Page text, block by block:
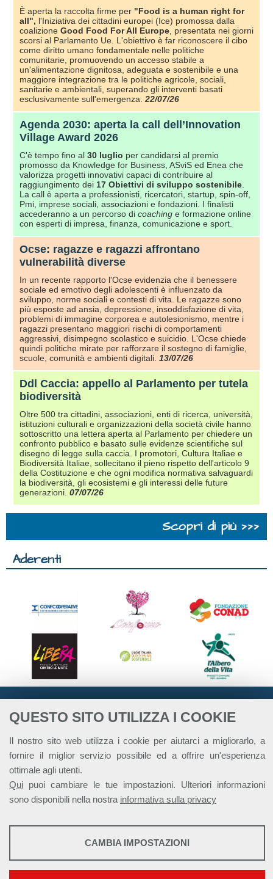
QUESTO SITO UTILIZZA I COOKIE
Il nostro sito web utilizza i cookie per aiutarci a migliorarlo, a
fornire il miglior servizio possibile ed a offrire un'esperienza
ottimale agli utenti.
Qui puoi cambiare le tue impostazioni. Ulteriori informazioni
sono disponibili nella nostra informativa sulla privacy
STATISTICHE
CAMBIA IMPOSTAZIONI
È aperta la raccolta firme per "Food is a human right for
all", l'Iniziativa dei cittadini europei (Ice) promossa dalla
coalizione Good Food For All Europe , presentata nei giorni
scorsi al Parlamento Ue. L'obiettivo è far riconoscere il cibo
come diritto umano fondamentale nelle politiche
comunitarie, promuovendo un accesso stabile a
un'alimentazione dignitosa, adeguata e sostenibile e una
maggiore integrazione tra le politiche agricole, sociali,
sanitarie e ambientali, superando gli interventi basati
esclusivamente sull'emergenza. 22/07/26
Agenda 2030: aperta la call dell’Innovation
Village Award 2026
C'è tempo fino al 30 luglio per candidarsi al premio
promosso da Knowledge for Business, ASviS ed Enea che
valorizza progetti innovativi capaci di contribuire al
raggiungimento dei 17 Obiettivi di sviluppo sostenibile
La call è aperta a professionisti, ricercatori, startup, spin-off,
Pmi, imprese sociali, associazioni e fondazioni. I finalisti
accederanno a un percorso di coaching e formazione online
con esperti di impresa, finanza, comunicazione e sport.
Ocse: ragazze e ragazzi affrontano
vulnerabilità diverse
In un recente rapporto l'Ocse evidenzia che il benessere
sociale ed emotivo degli adolescenti è influenzato da
sviluppo, norme sociali e contesti di vita. Le ragazze sono
più esposte ad ansia, depressione, insoddisfazione di vita,
problemi di immagine corporea e autolesionismo, mentre i
ragazzi presentano maggiori rischi di comportamenti
aggressivi, disimpegno scolastico e suicidio. L'Ocse chiede
quindi politiche mirate per rafforzare il sostegno di famiglie,
scuole, comunità e ambienti digitali. 13/07/26
Ddl Caccia: appello al Parlamento per tutela
biodiversità
Oltre 500 tra cittadini, associazioni, enti di ricerca, università,
istituzioni culturali e organizzazioni della società civile hanno
sottoscritto una lettera aperta al Parlamento per chiedere un
confronto pubblico e basato sulle evidenze scientifiche sul
disegno di legge sulla caccia. I promotori, Cultura Italiae e
Biodiversità Italiae, sollecitano il pieno rispetto dell'articolo 9
della Costituzione e che ogni modifica normativa salvaguardi
la biodiversità, gli ecosistemi e gli interessi delle future
generazioni. 07/07/26
Scopri di più >>>
Aderenti
Alleanza Italiana per lo Sviluppo Sostenibile - ASviS